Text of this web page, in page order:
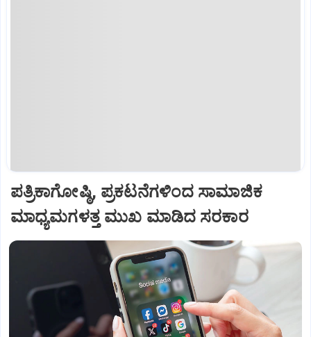
ಪತ್ರಿಕಾಗೋಷ್ಠಿ, ಪ್ರಕಟನೆಗಳಿಂದ ಸಾಮಾಜಿಕ
ಮಾಧ್ಯಮಗಳತ್ತ ಮುಖ ಮಾಡಿದ ಸರಕಾರ